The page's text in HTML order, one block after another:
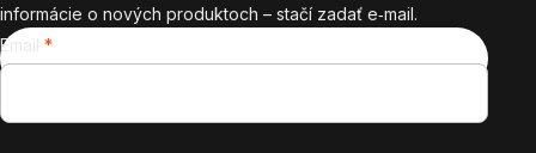
informácie o nových produktoch – stačí zadať e‑mail.
Email